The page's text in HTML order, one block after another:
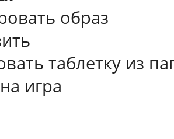
образ
таблетку из
игра